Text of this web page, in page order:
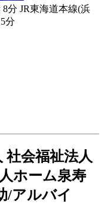
8分 JR東海道本線(浜
分
社会福祉法人
ホーム泉寿
/アルバイ